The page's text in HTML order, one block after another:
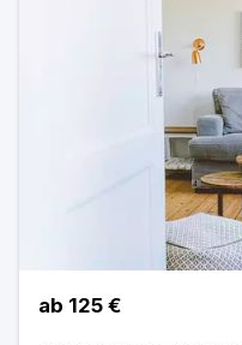
ab 125 €